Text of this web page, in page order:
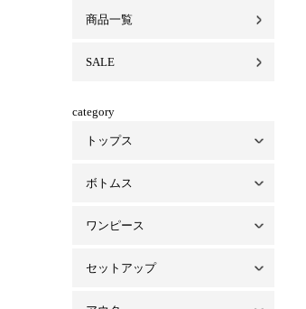
商品一覧
SALE
category
トップス
トップス一覧
ベアトップ・インナー
シャツ/ブラウス
パーカー
ボトムス
ボトムス一覧
パンツ
スカート
デニム
ワンピース
ワンピース一覧
ミニワンピ
ロングワンピ
オールインワン
セットアップ